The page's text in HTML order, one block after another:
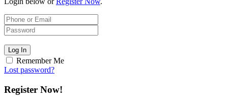
Log In
Remember Me
Lost password?
Register Now!